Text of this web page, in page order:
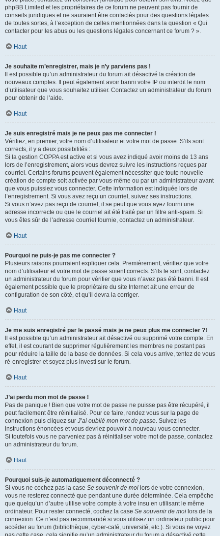
phpBB Limited et les propriétaires de ce forum ne peuvent pas fournir de
conseils juridiques et ne sauraient être contactés pour des questions légales
de toutes sortes, à l’exception de celles mentionnées dans la question « Qui
contacter pour les abus ou les questions légales concernant ce forum ? ».
Haut
Je souhaite m’enregistrer, mais je n’y parviens pas !
Il est possible qu’un administrateur du forum ait désactivé la création de
nouveaux comptes. Il peut également avoir banni votre IP ou interdit le nom
d’utilisateur que vous souhaitez utiliser. Contactez un administrateur du forum
pour obtenir de l’aide.
Haut
Je suis enregistré mais je ne peux pas me connecter !
Vérifiez, en premier, votre nom d’utilisateur et votre mot de passe. S’ils sont
corrects, il y a deux possibilités :
Si la gestion COPPA est active et si vous avez indiqué avoir moins de 13 ans
lors de l’enregistrement, alors vous devrez suivre les instructions reçues par
courriel. Certains forums peuvent également nécessiter que toute nouvelle
création de compte soit activée par vous-même ou par un administrateur avant
que vous puissiez vous connecter. Cette information est indiquée lors de
l’enregistrement. Si vous avez reçu un courriel, suivez ses instructions.
Si vous n’avez pas reçu de courriel, il se peut que vous ayez fourni une
adresse incorrecte ou que le courriel ait été traité par un filtre anti-spam. Si
vous êtes sûr de l’adresse courriel fournie, contactez un administrateur.
Haut
Pourquoi ne puis-je pas me connecter ?
Plusieurs raisons pourraient expliquer cela. Premièrement, vérifiez que votre
nom d’utilisateur et votre mot de passe soient corrects. S’ils le sont, contactez
un administrateur du forum pour vérifier que vous n’avez pas été banni. Il est
également possible que le propriétaire du site Internet ait une erreur de
configuration de son côté, et qu’il devra la corriger.
Haut
Je me suis enregistré par le passé mais je ne peux plus me connecter ?!
Il est possible qu’un administrateur ait désactivé ou supprimé votre compte. En
effet, il est courant de supprimer régulièrement les membres ne postant pas
pour réduire la taille de la base de données. Si cela vous arrive, tentez de vous
ré-enregistrer et soyez plus investi sur le forum.
Haut
J’ai perdu mon mot de passe !
Pas de panique ! Bien que votre mot de passe ne puisse pas être récupéré, il
peut facilement être réinitialisé. Pour ce faire, rendez vous sur la page de
connexion puis cliquez sur J’ai oublié mon mot de passe. Suivez les
instructions énoncées et vous devriez pouvoir à nouveau vous connecter.
Si toutefois vous ne parveniez pas à réinitialiser votre mot de passe, contactez
un administrateur du forum.
Haut
Pourquoi suis-je automatiquement déconnecté ?
Si vous ne cochez pas la case Se souvenir de moi lors de votre connexion,
vous ne resterez connecté que pendant une durée déterminée. Cela empêche
que quelqu’un d’autre utilise votre compte à votre insu en utilisant le même
ordinateur. Pour rester connecté, cochez la case Se souvenir de moi lors de la
connexion. Ce n’est pas recommandé si vous utilisez un ordinateur public pour
accéder au forum (bibliothèque, cyber-café, université, etc.). Si vous ne voyez